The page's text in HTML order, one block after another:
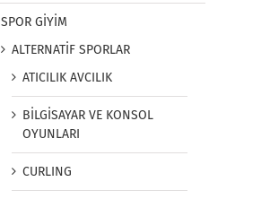
SPOR GİYİM
ALTERNATİF SPORLAR
ATICILIK AVCILIK
BİLGİSAYAR VE KONSOL
OYUNLARI
CURLING